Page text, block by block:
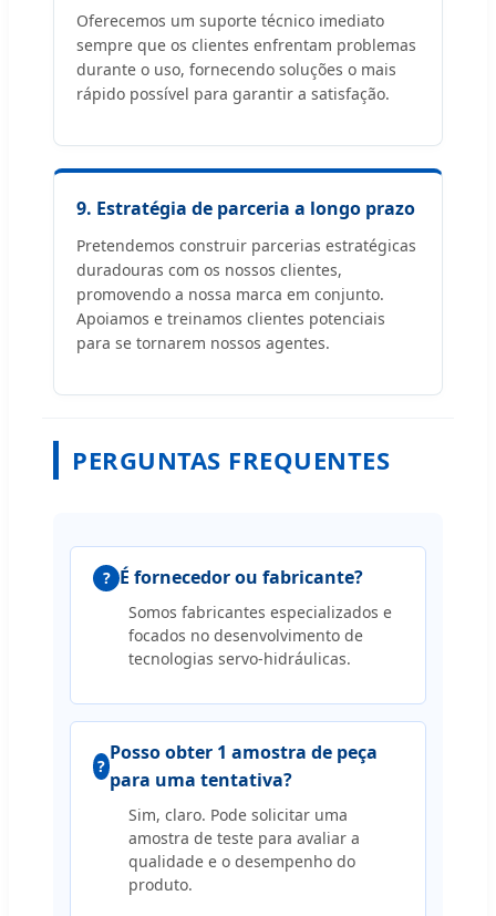
Oferecemos um suporte técnico imediato
sempre que os clientes enfrentam problemas
durante o uso, fornecendo soluções o mais
rápido possível para garantir a satisfação.
9. Estratégia de parceria a longo prazo
Pretendemos construir parcerias estratégicas
duradouras com os nossos clientes,
promovendo a nossa marca em conjunto.
Apoiamos e treinamos clientes potenciais
para se tornarem nossos agentes.
PERGUNTAS FREQUENTES
É fornecedor ou fabricante?
Somos fabricantes especializados e
focados no desenvolvimento de
tecnologias servo-hidráulicas.
Posso obter 1 amostra de peça
para uma tentativa?
Sim, claro. Pode solicitar uma
amostra de teste para avaliar a
qualidade e o desempenho do
produto.